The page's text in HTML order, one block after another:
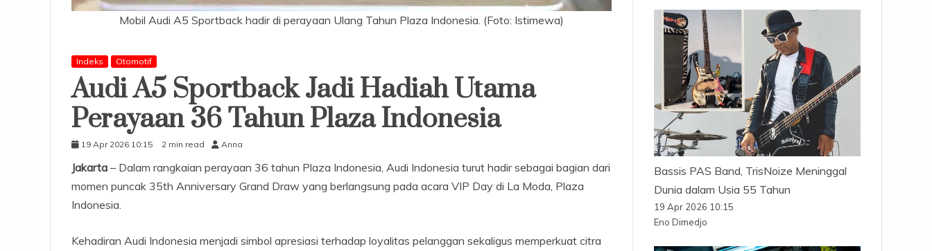
Mobil Audi A5 Sportback hadir di perayaan Ulang Tahun Plaza Indonesia. (Foto: Istimewa)
Indeks Otomotif
Audi A5 Sportback Jadi Hadiah Utama
Perayaan 36 Tahun Plaza Indonesia
19 Apr 2026 10:15 2 min read Anna
Jakarta – Dalam rangkaian perayaan 36 tahun Plaza Indonesia, Audi Indonesia turut hadir sebagai bagian dari
momen puncak 35th Anniversary Grand Draw yang berlangsung pada acara VIP Day di La Moda, Plaza
Indonesia.
Kehadiran Audi Indonesia menjadi simbol apresiasi terhadap loyalitas pelanggan sekaligus memperkuat citra
Bassis PAS Band, TrisNoize Meninggal
Dunia dalam Usia 55 Tahun
19 Apr 2026 10:15
Eno Dimedjo